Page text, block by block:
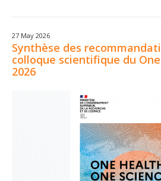
27 May 2026
Synthèse des
colloque scientifique du
2026